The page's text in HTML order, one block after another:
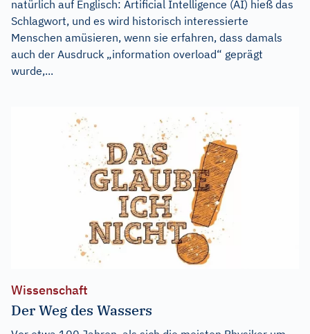
natürlich auf Englisch: Artificial Intelligence (AI) hieß das
Schlagwort, und es wird historisch interessierte
Menschen amüsieren, wenn sie erfahren, dass damals
auch der Ausdruck „information overload“ geprägt
wurde,...
Wissenschaft
Der Weg des Wassers